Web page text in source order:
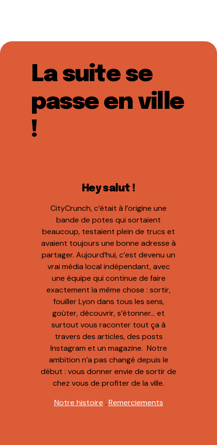
La suite se
passe en ville
!
Hey salut !
CityCrunch, c’était à l’origine une
bande de potes qui sortaient
beaucoup, testaient plein de trucs et
avaient toujours une bonne adresse à
partager. Aujourd’hui, c’est devenu un
vrai média local indépendant, avec
une équipe qui continue de faire
exactement la même chose : sortir,
fouiller Lyon dans tous les sens,
goûter, découvrir, s’étonner… et
surtout vous raconter tout ça à
travers des articles, des posts
Instagram et un magazine. Notre
ambition n’a pas changé depuis le
début : vous donner envie de sortir de
chez vous de profiter de la ville.
Notre histoire . Remerciements